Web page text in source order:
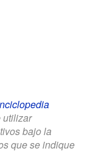
utilizar
bajo la
que se indique